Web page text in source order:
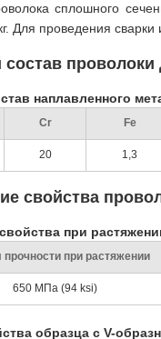
сплошного
Для проведения
проволоки
наплавленного
Cr Fe
20 1,3
свойства
при
прочности при растяжении
650 МПа (94 ksi)
образца с V-